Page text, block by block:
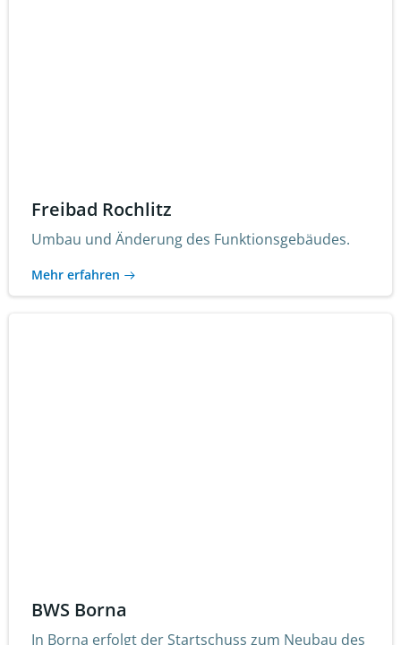
Freibad Rochlitz
Umbau und Änderung des Funktionsgebäudes.
Mehr erfahren
BWS Borna
In Borna erfolgt der Startschuss zum Neubau des